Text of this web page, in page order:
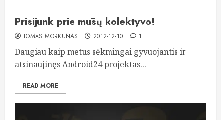
Prisijunk prie mūsų kolektyvo!
TOMAS MORKŪNAS 2012-12-10 1
Daugiau kaip metus sėkmingai gyvuojantis ir
atsinaujinęs Android24 projektas...
READ MORE